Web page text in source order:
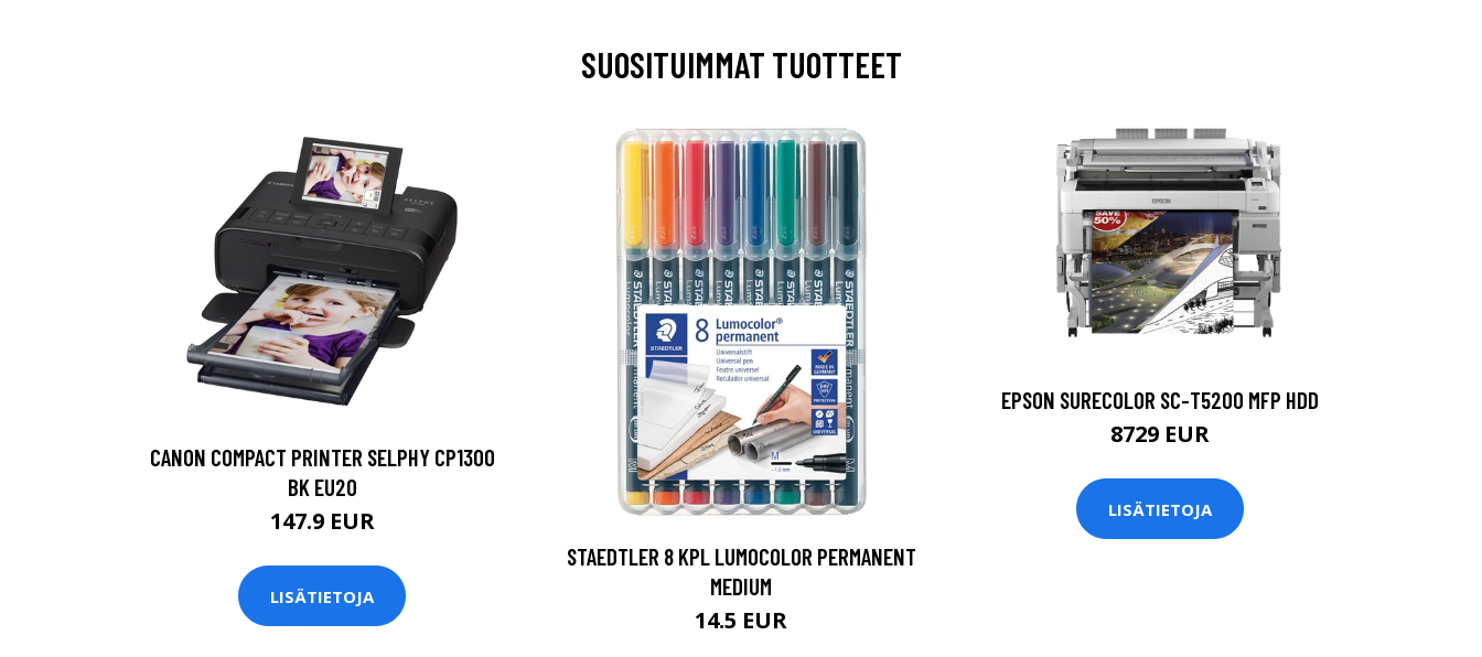
SUOSITUIMMAT TUOTTEET
CANON COMPACT PRINTER SELPHY CP1300
BK EU20
147.9 EUR
LISÄTIETOJA
STAEDTLER 8 KPL LUMOCOLOR PERMANENT
MEDIUM
14.5 EUR
EPSON SURECOLOR SC-T5200 MFP HDD
8729 EUR
LISÄTIETOJA